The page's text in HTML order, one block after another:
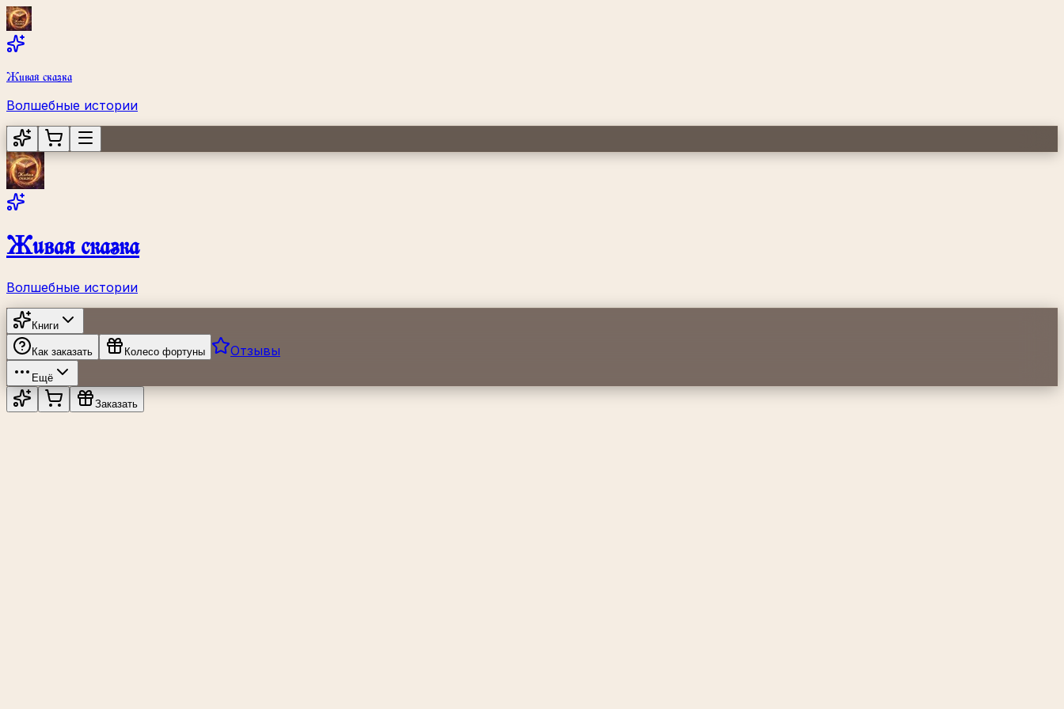
Живая сказка
Волшебные истории
Живая сказка
Волшебные истории
Книги
Как заказать Колесо фортуны Отзывы
Ещё
Заказать